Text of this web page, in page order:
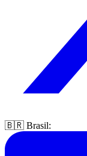
🇧🇷 Brasil: